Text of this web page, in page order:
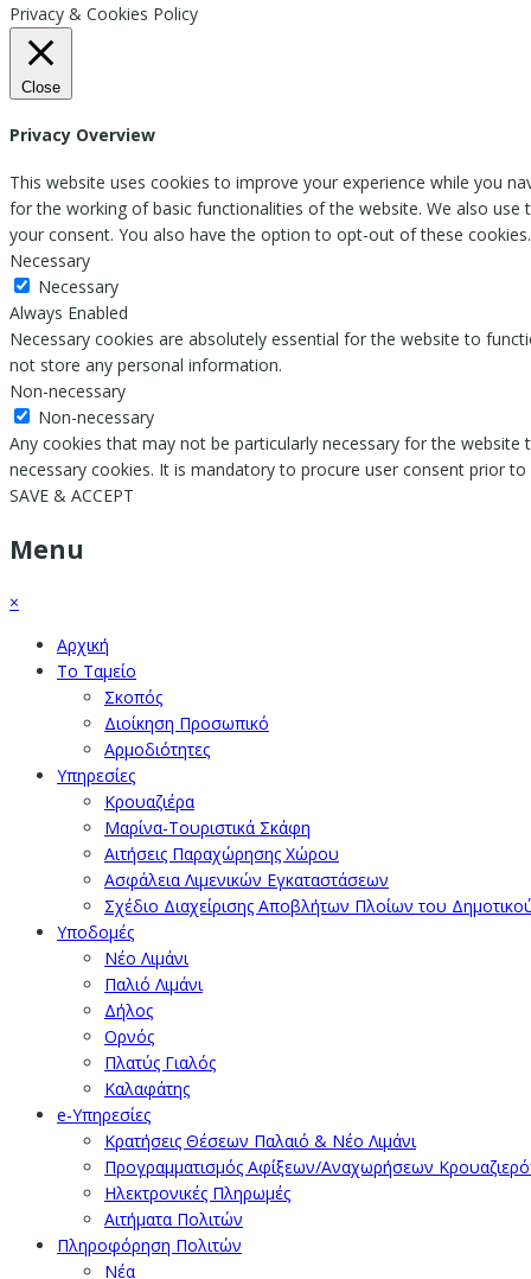
Privacy & Cookies Policy
Close
Privacy Overview
This website uses cookies to improve your experience while you
for the working of basic functionalities of the website. We also
your consent. You also have the option to opt-out of these
Necessary
Necessary
Always Enabled
Necessary cookies are absolutely essential for the website to
not store any personal information.
Non-necessary
Non-necessary
Any cookies that may not be particularly necessary for the
necessary cookies. It is mandatory to procure user consent prior
SAVE & ACCEPT
Menu
×
Αρχική
Το Ταμείο
Σκοπός
Διοίκηση Προσωπικό
Αρμοδιότητες
Υπηρεσίες
Κρουαζιέρα
Μαρίνα-Τουριστικά Σκάφη
Αιτήσεις Παραχώρησης Χώρου
Ασφάλεια Λιμενικών Εγκαταστάσεων
Σχέδιο Διαχείρισης Αποβλήτων Πλοίων του
Υποδομές
Νέο Λιμάνι
Παλιό Λιμάνι
Δήλος
Ορνός
Πλατύς Γιαλός
Καλαφάτης
e-Υπηρεσίες
Κρατήσεις Θέσεων Παλαιό & Νέο Λιμάνι
Προγραμματισμός Αφίξεων/Αναχωρήσεων
Ηλεκτρονικές Πληρωμές
Αιτήματα Πολιτών
Πληροφόρηση Πολιτών
Νέα